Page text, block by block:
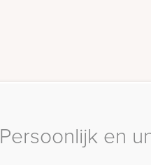
Persoonlijk en